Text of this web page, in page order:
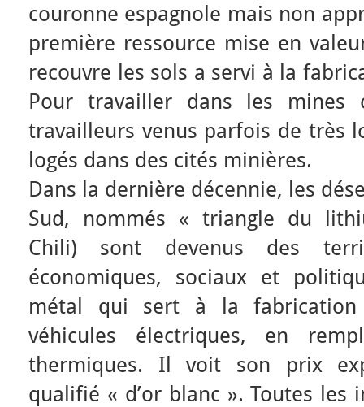
couronne espagnole mais non
première ressource mise en
recouvre les sols a servi à la
Pour travailler dans les
travailleurs venus parfois de très
logés dans des cités minières.
Dans la dernière décennie, les
Sud, nommés « triangle du
Chili) sont devenus des
économiques, sociaux et
métal qui sert à la
véhicules électriques, en
thermiques. Il voit son prix
qualifié « d’or blanc ». Toutes les